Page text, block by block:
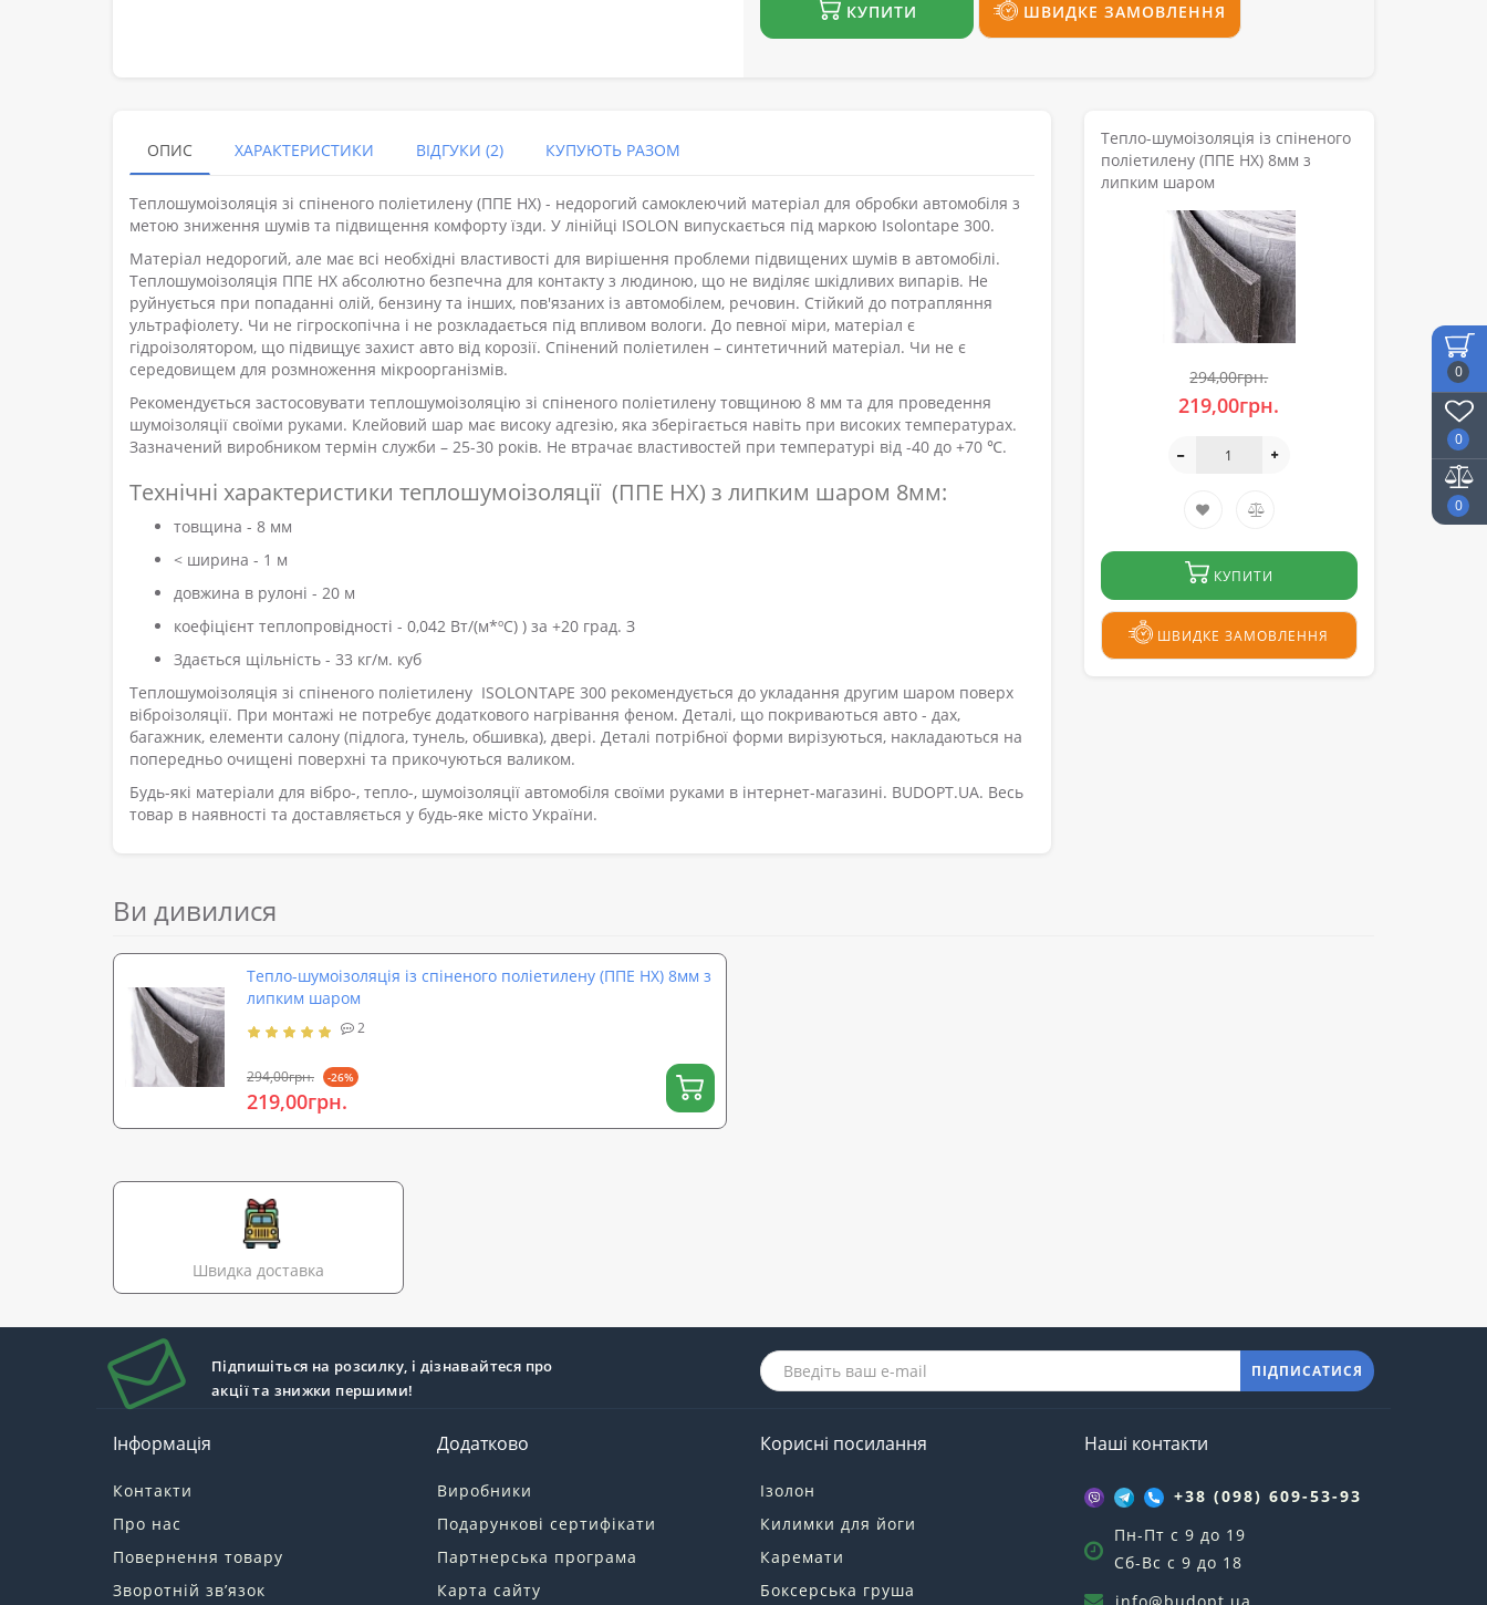
0
0
0
КУПИТИ ШВИДКЕ ЗАМОВЛЕННЯ
ОПИС ХАРАКТЕРИСТИКИ ВІДГУКИ (2) КУПУЮТЬ РАЗОМ
Теплошумоізоляція зі спіненого поліетилену (ППЕ НХ) - недорогий самоклеючий матеріал для обробки автомобіля з
метою зниження шумів та підвищення комфорту їзди. У лінійці ISOLON випускається під маркою Isolontape 300.
Матеріал недорогий, але має всі необхідні властивості для вирішення проблеми підвищених шумів в автомобілі.
Теплошумоізоляція ППЕ НХ абсолютно безпечна для контакту з людиною, що не виділяє шкідливих випарів. Не
руйнується при попаданні олій, бензину та інших, пов'язаних із автомобілем, речовин. Стійкий до потрапляння
ультрафіолету. Чи не гігроскопічна і не розкладається під впливом вологи. До певної міри, матеріал є
гідроізолятором, що підвищує захист авто від корозії. Спінений поліетилен – синтетичний матеріал. Чи не є
середовищем для розмноження мікроорганізмів.
Рекомендується застосовувати теплошумоізоляцію зі спіненого поліетилену товщиною 8 мм та для проведення
шумоізоляції своїми руками. Клейовий шар має високу адгезію, яка зберігається навіть при високих температурах.
Зазначений виробником термін служби – 25-30 років. Не втрачає властивостей при температурі від -40 до +70 ℃.
Технічні характеристики теплошумоізоляції (ППЕ НХ) з липким шаром 8мм:
товщина - 8 мм
< ширина - 1 м
довжина в рулоні - 20 м
коефіцієнт теплопровідності - 0,042 Вт/(м*ºС) ) за +20 град. З
Здається щільність - 33 кг/м. куб
Теплошумоізоляція зі спіненого поліетилену ISOLONTAPE 300 рекомендується до укладання другим шаром поверх
віброізоляції. При монтажі не потребує додаткового нагрівання феном. Деталі, що покриваються авто - дах,
багажник, елементи салону (підлога, тунель, обшивка), двері. Деталі потрібної форми вирізуються, накладаються на
попередньо очищені поверхні та прикочуються валиком.
Будь-які матеріали для вібро-, тепло-, шумоізоляції автомобіля своїми руками в інтернет-магазині. BUDOPT.UA. Весь
товар в наявності та доставляється у будь-яке місто України.
Тепло-шумоізоляція із спіненого
поліетилену (ППЕ НХ) 8мм з
липким шаром
294,00грн.
219,00грн.
КУПИТИ
ШВИДКЕ ЗАМОВЛЕННЯ
Ви дивилися
Тепло-шумоізоляція із спіненого поліетилену (ППЕ НХ) 8мм з
липким шаром
2
294,00грн. -26%
219,00грн.
Швидка доставка
Підпишіться на розсилку, і дізнавайтеся про
акції та знижки першими!
ПІДПИСАТИСЯ
Інформація
Контакти
Про нас
Повернення товару
Зворотній зв’язок
Додатково
Виробники
Подарункові сертифікати
Партнерська програма
Карта сайту
Корисні посилання
Ізолон
Килимки для йоги
Каремати
Боксерська груша
Наші контакти
+38 (098) 609-53-93
Пн-Пт с 9 до 19
Сб-Вс с 9 до 18